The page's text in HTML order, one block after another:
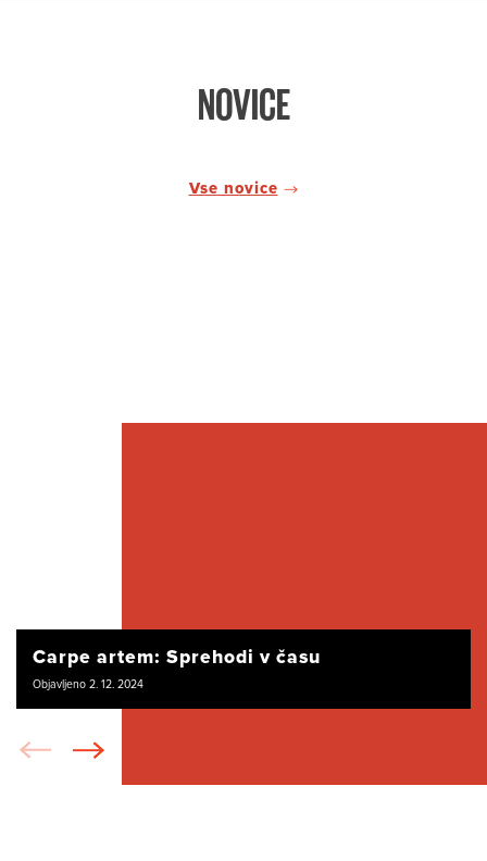
NOVICE
Vse novice
Carpe artem: Sprehodi v času
Objavljeno 2. 12. 2024